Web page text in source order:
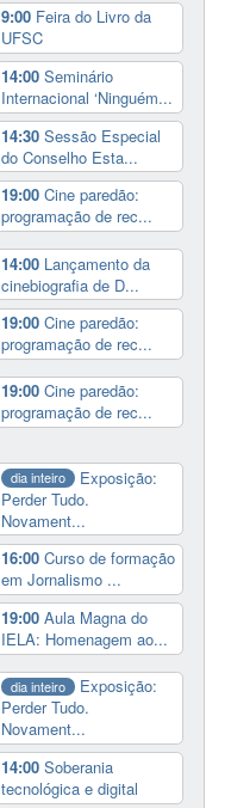
9:00 Feira do Livro da
UFSC
14:00Seminário
Internacional ‘Ninguém...
14:30Sessão Especial
do Conselho Esta...
19:00Cine paredão:
programação de rec...
14:00 Lançamento da
cinebiografia de D...
19:00Cine paredão:
programação de rec...
19:00Cine paredão:
programação de rec...
dia inteiro
Exposição:
Perder Tudo.
Novament...
16:00Curso de formação
em Jornalismo ...
19:00Aula Magna do
IELA: Homenagem ao...
dia inteiro
Exposição:
Perder Tudo.
Novament...
14:00Soberania
tecnológica e digital